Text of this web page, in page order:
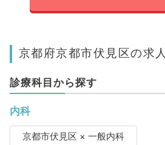
京都府京都市伏見区の求
診療科目から探す
内科
京都市伏見区 × 一般内科